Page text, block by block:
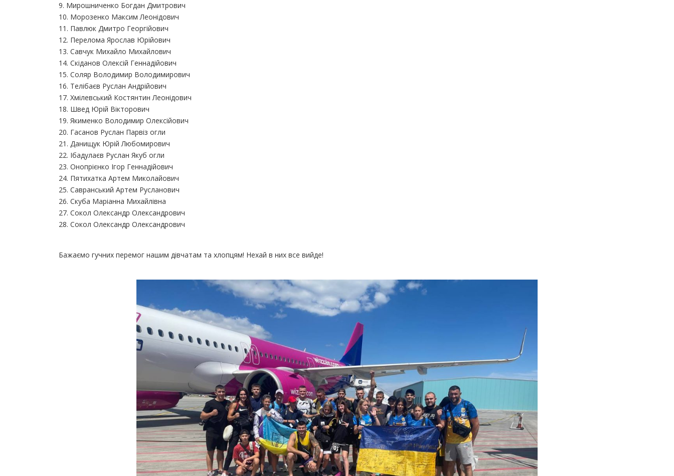
9. Мирошниченко Богдан Дмитрович
10. Морозенко Максим Леонідович
11. Павлюк Дмитро Георгійович
12. Перелома Ярослав Юрійович
13. Савчук Михайло Михайлович
14. Скіданов Олексій Геннадійович
15. Соляр Володимир Володимирович
16. Телібаєв Руслан Андрійович
17. Хмілевський Костянтин Леонідович
18. Швед Юрій Вікторович
19. Якименко Володимир Олексійович
20. Гасанов Руслан Парвіз огли
21. Данищук Юрій Любомирович
22. Ібадулаєв Руслан Якуб огли
23. Онопрієнко Ігор Геннадійович
24. Пятихатка Артем Миколайович
25. Савранський Артем Русланович
26. Скуба Маріанна Михайлівна
27. Сокол Олександр Олександрович
28. Сокол Олександр Олександрович
Бажаємо гучних перемог нашим дівчатам та хлопцям! Нехай в них все вийде!